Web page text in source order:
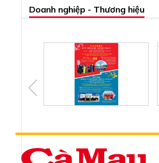
Doanh nghiệp - Thương hiệu